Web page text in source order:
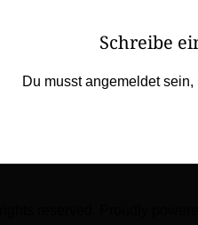
Schreibe
Du musstangemeldetsein,